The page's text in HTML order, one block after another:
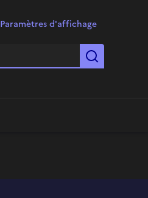
Paramètres d'affichage